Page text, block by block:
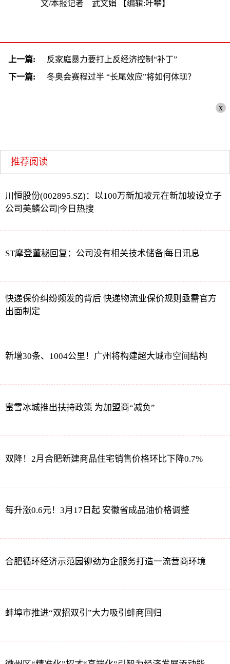
文/本报记者 武文娟 【编辑:叶攀】
上一篇:
反家庭暴力要打上反经济控制“补丁”
下一篇:
冬奥会赛程过半 “长尾效应”将如何体现？
x
推荐阅读
川恒股份(002895.SZ)：以100万新加坡元在新加坡设立子
公司美麟公司|今日热搜
ST摩登董秘回复：公司没有相关技术储备|每日讯息
快递保价纠纷频发的背后 快递物流业保价规则亟需官方
出面制定
新增30条、1004公里！广州将构建超大城市空间结构
蜜雪冰城推出扶持政策 为加盟商“减负”
双降！2月合肥新建商品住宅销售价格环比下降0.7%
每升涨0.6元！3月17日起 安徽省成品油价格调整
合肥循环经济示范园铆劲为企服务打造一流营商环境
蚌埠市推进“双招双引”大力吸引蚌商回归